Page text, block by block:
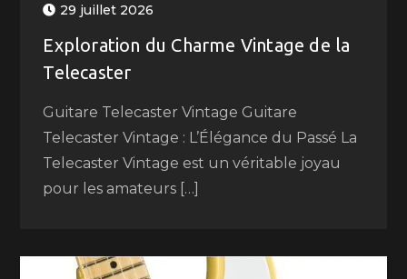
29 juillet 2026
Exploration du Charme Vintage de la
Telecaster
Guitare Telecaster Vintage Guitare
Telecaster Vintage : L’Élégance du Passé La
Telecaster Vintage est un véritable joyau
pour les amateurs […]